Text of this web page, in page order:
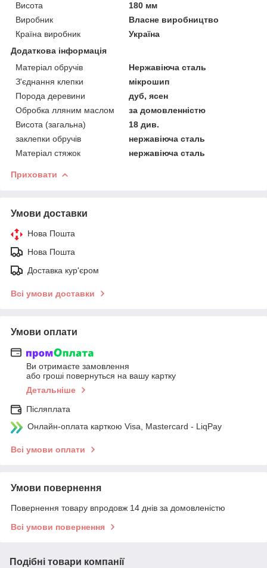
Висота
180 мм
Виробник
Власне виробництво
Країна виробник
Україна
Додаткова інформація
Матеріал обручів
Нержавіюча сталь
З'єднання клепки
мікрошип
Порода деревини
дуб, ясен
Обробка лляним маслом
за домовленністю
Висота (загальна)
18 див.
заклепки обручів
нержавіюча сталь
Матеріал стяжок
нержавіюча сталь
Приховати
Умови доставки
Нова Пошта
Нова Пошта
Доставка кур'єром
Всі умови доставки
Умови оплати
Ви отримаєте замовлення
або гроші повернуться на вашу картку
Детальніше
Післяплата
Онлайн-оплата карткою Visa, Mastercard - LiqPay
Всі умови оплати
Умови повернення
Повернення товару впродовж 14 днів за домовленістю
Всі умови повернення
Подібні товари компанії